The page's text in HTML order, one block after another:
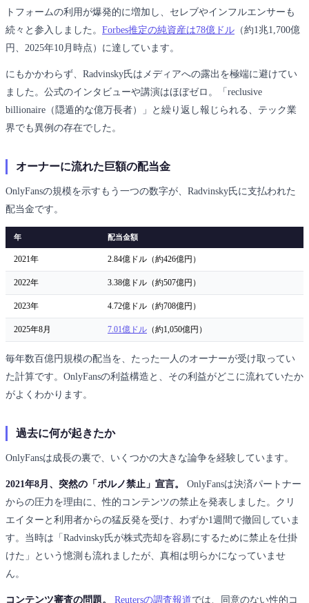
トフォームの利用が爆発的に増加し、セレブやインフルエンサーも
続々と参入しました。 Forbes推定の純資産は78億ドル （約1兆1,700億
円、2025年10月時点）に達しています。
にもかかわらず、Radvinsky氏はメディアへの露出を極端に避けてい
ました。公式のインタビューや講演はほぼゼロ。「reclusive
billionaire（隠遁的な億万長者）」と繰り返し報じられる、テック業
界でも異例の存在でした。
オーナーに流れた巨額の配当金
OnlyFansの規模を示すもう一つの数字が、Radvinsky氏に支払われた
配当金です。
年 配当金額
2021年 2.84億ドル（約426億円）
2022年 3.38億ドル（約507億円）
2023年 4.72億ドル（約708億円）
2025年8月 7.01億ドル （約1,050億円）
毎年数百億円規模の配当を、たった一人のオーナーが受け取ってい
た計算です。OnlyFansの利益構造と、その利益がどこに流れていたか
がよくわかります。
過去に何が起きたか
OnlyFansは成長の裏で、いくつかの大きな論争を経験しています。
2021年8月、突然の「ポルノ禁止」宣言。
OnlyFansは決済パートナー
からの圧力を理由に、性的コンテンツの禁止を発表しました。クリ
エイターと利用者からの猛反発を受け、わずか1週間で撤回していま
す。当時は「Radvinsky氏が株式売却を容易にするために禁止を仕掛
けた」という憶測も流れましたが、真相は明らかになっていませ
ん。
コンテンツ審査の問題。 Reutersの調査報道では、同意のない性的コ